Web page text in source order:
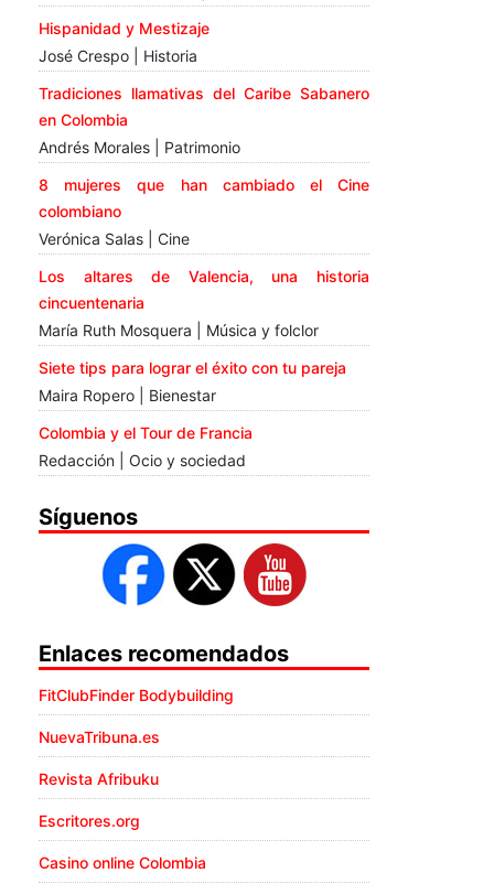
Hispanidad y Mestizaje
José Crespo | Historia
Tradiciones llamativas del Caribe Sabanero
en Colombia
Andrés Morales | Patrimonio
8 mujeres que han cambiado el Cine
colombiano
Verónica Salas | Cine
Los altares de Valencia, una historia
cincuentenaria
María Ruth Mosquera | Música y folclor
Siete tips para lograr el éxito con tu pareja
Maira Ropero | Bienestar
Colombia y el Tour de Francia
Redacción | Ocio y sociedad
Síguenos
Enlaces recomendados
FitClubFinder Bodybuilding
NuevaTribuna.es
Revista Afribuku
Escritores.org
Casino online Colombia